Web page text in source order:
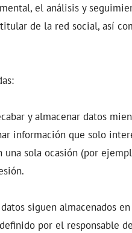
el análisis y
de la red social, así
y almacenar datos
información que solo
sola ocasión (por
siguen almacenados
por el responsable